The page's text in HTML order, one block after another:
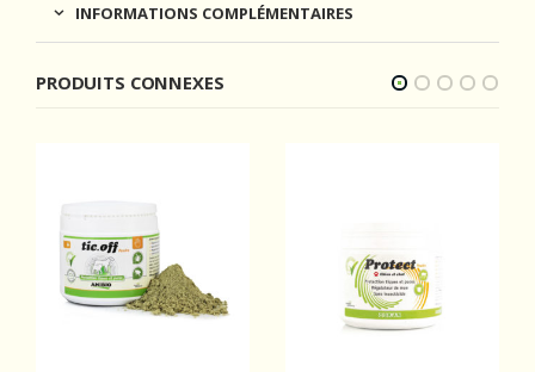
INFORMATIONS COMPLÉMENTAIRES
PRODUITS CONNEXES